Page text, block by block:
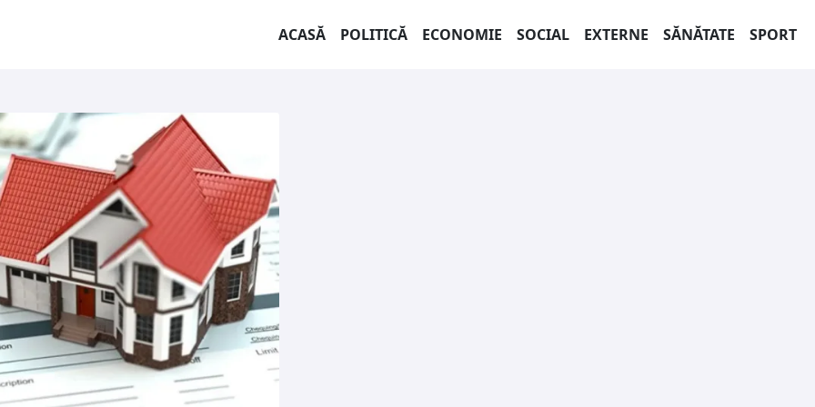
ACASĂ
POLITICĂ ECONOMIE SOCIAL EXTERNE SĂNĂTATE SPORT